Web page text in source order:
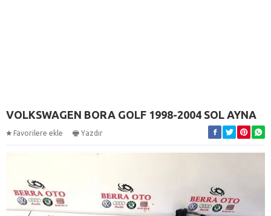
VOLKSWAGEN BORA GOLF 1998-2004 SOL AYNA
Favorilere ekle Yazdır